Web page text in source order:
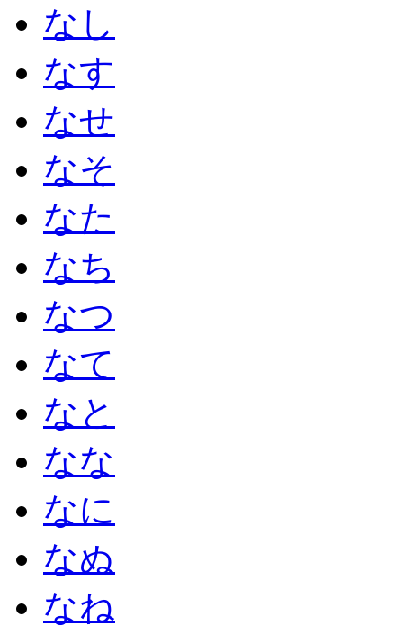
なし
なす
なせ
なそ
なた
なち
なつ
なて
なと
なな
なに
なぬ
なね